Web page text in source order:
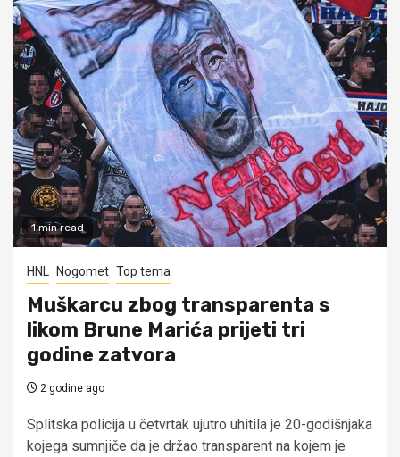
1 min read
HNL Nogomet Top tema
Muškarcu zbog transparenta s
likom Brune Marića prijeti tri
godine zatvora
2 godine ago
Splitska policija u četvrtak ujutro uhitila je 20-godišnjaka
kojega sumnjiče da je držao transparent na kojem je